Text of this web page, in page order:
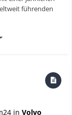
führenden
finden sich
in Volvo